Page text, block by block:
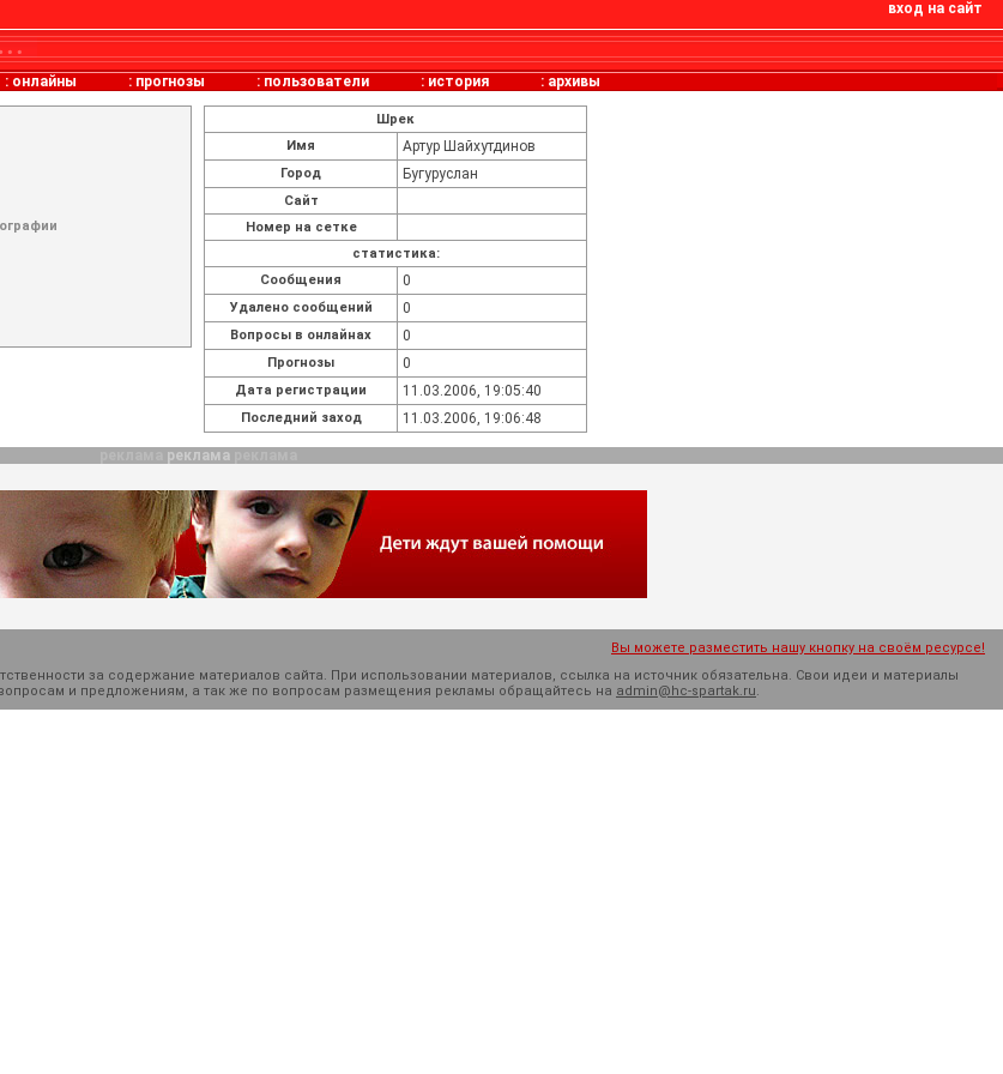
вход на сайт
: онлайны : прогнозы : пользователи : история : архивы
Шрек
Имя
Артур Шайхутдинов
Город Бугуруслан
Сайт
Номер на сетке
статистика:
Cообщения
0
Удалено сообщений 0
Вопросы в онлайнах 0
Прогнозы 0
Дата регистрации 11.03.2006, 19:05:40
Последний заход 11.03.2006, 19:06:48
реклама
Вы можете разместить нашу кнопку на своём ресурсе!
за содержание материалов сайта. При использовании материалов, ссылка на источник обязательна. Cвои идеи и материалы
и предложениям, а так же по вопросам размещения рекламы обращайтесь на admin@hc-spartak.ru.